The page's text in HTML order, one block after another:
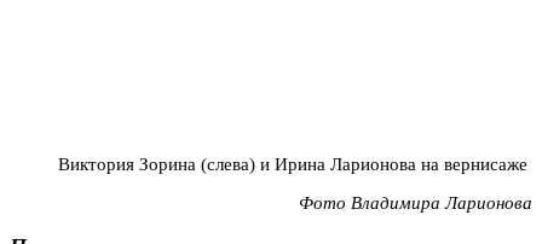
Виктория Зорина (слева) и Ирина Ларионова на вернисаже
Фото Владимира Ларионова